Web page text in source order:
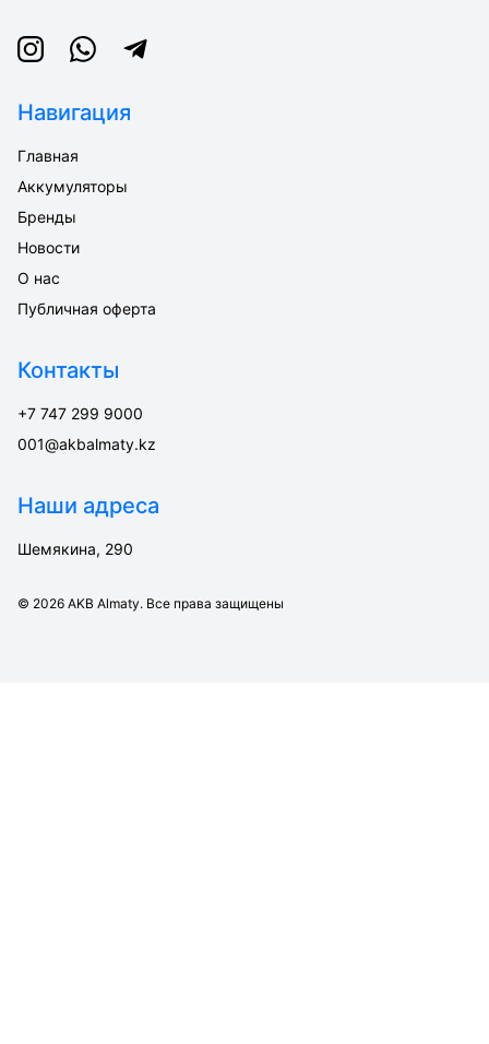
InstagramWhatsappTelegram
Навигация
Главная
Аккумуляторы
Бренды
Новости
О нас
Публичная оферта
Контакты
+7 747 299 9000
001@akbalmaty.kz
Наши адреса
Шемякина, 290
© 2026 AKB Almaty. Все права защищены